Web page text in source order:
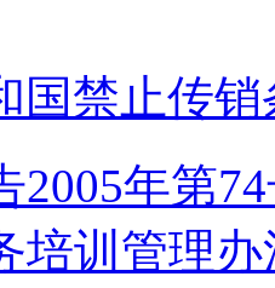
国禁止传销
2005年第
培训管理办